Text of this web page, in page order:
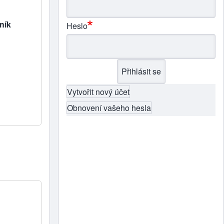
Heslo
Vytvořit nový účet
Obnovení vašeho hesla